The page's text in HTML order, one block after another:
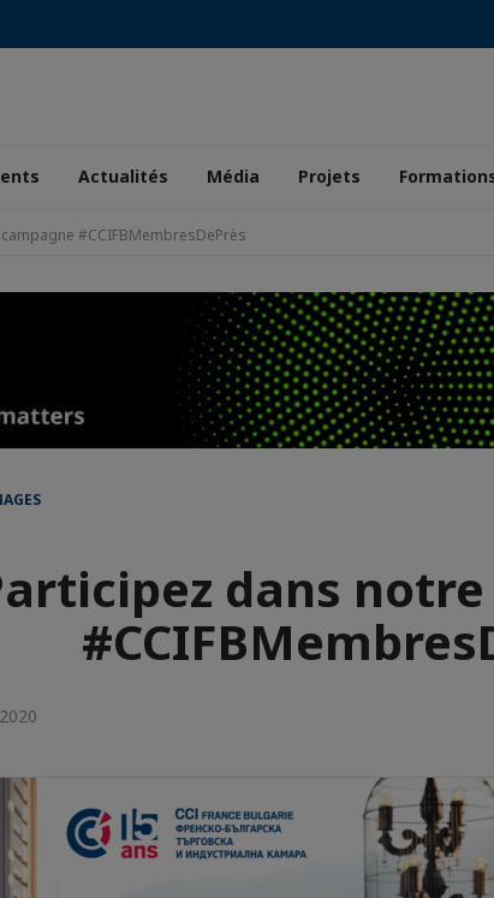
Actualités Média Projets
#CCIFBMembresDePrès
dans